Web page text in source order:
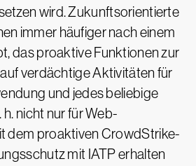
wird. Zukunftsorientierte
immer häufiger nach einem
das proaktive Funktionen zur
verdächtige Aktivitäten für
und jedes beliebige
nicht nur für Web-
dem proaktiven CrowdStrike-
mit IATP erhalten